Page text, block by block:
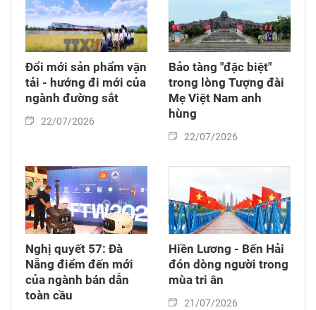
Đổi mới sản phẩm vận
tải - hướng đi mới của
ngành đường sắt
22/07/2026
Bảo tàng "đặc biệt"
trong lòng Tượng đài
Mẹ Việt Nam anh
hùng
22/07/2026
Nghị quyết 57: Đà
Nẵng điểm đến mới
của ngành bán dẫn
toàn cầu
Hiền Lương - Bến Hải
đón dòng người trong
mùa tri ân
21/07/2026